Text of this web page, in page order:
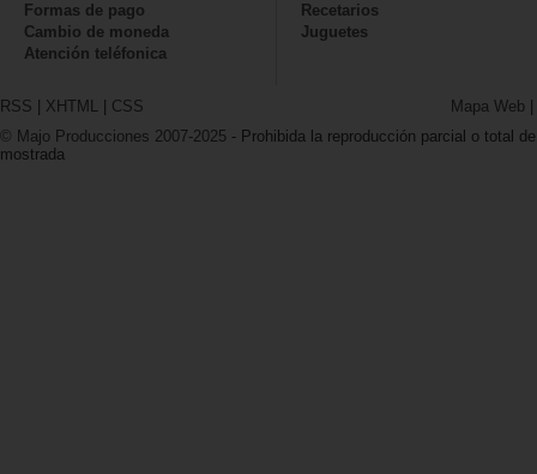
Formas de pago
Cambio de moneda
Atención teléfonica
Recetarios
Juguetes
RSS XHTML CSS Mapa Web
© Majo Producciones 2007-2025 - Prohibida la reproducción parcial o total
mostrada